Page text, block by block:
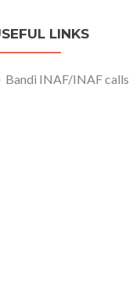
LINKS
Bandi INAF/INAF calls